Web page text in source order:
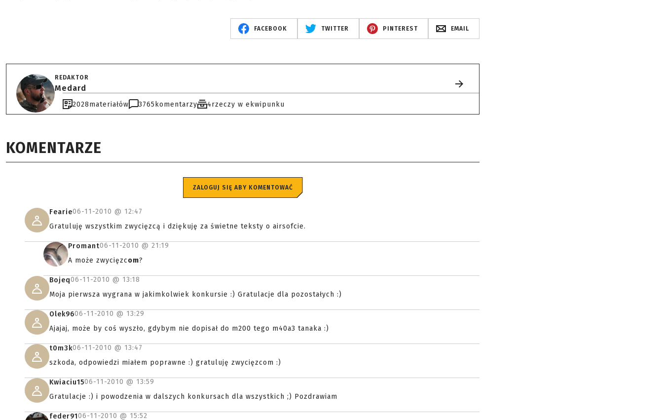
FACEBOOK TWITTER PINTEREST EMAIL
REDAKTOR
Medard
2028materiałów 3765 komentarzy 4rzeczy w ekwipunku
KOMENTARZE
ZALOGUJ SIĘ ABY KOMENTOWAĆ
Fearie06-11-2010 @ 12:47
Gratuluję wszystkim zwycięzcą i dziękuję za świetne teksty o airsofcie.
Promant06-11-2010 @ 21:19
A może zwycięzcom?
Bojeq06-11-2010 @ 13:18
Moja pierwsza wygrana w jakimkolwiek konkursie :) Gratulacje dla pozostałych :)
Olek9606-11-2010 @ 13:29
Ajajaj, może by coś wyszło, gdybym nie dopisał do m200 tego m40a3 tanaka :)
t0m3k06-11-2010 @ 13:47
szkoda, odpowiedzi miałem poprawne :) gratuluję zwycięzcom :)
Kwiaciu1506-11-2010 @ 13:59
Gratulacje :) i powodzenia w dalszych konkursach dla wszystkich ;) Pozdrawiam
feder9106-11-2010 @ 15:52